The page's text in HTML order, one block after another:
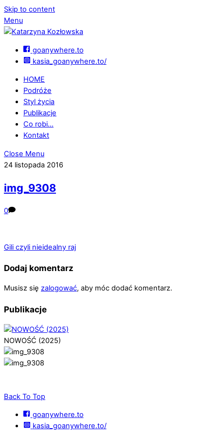
Skip to content
Menu
goanywhere.to
kasia_goanywhere.to/
HOME
Podróże
Styl życia
Publikacje
Co robi…
Kontakt
Close Menu
24 listopada 2016
img_9308
0
Gili czyli nieidealny raj
Dodaj komentarz
Musisz się zalogować, aby móc dodać komentarz.
Publikacje
NOWOŚĆ (2025)
Back To Top
goanywhere.to
kasia_goanywhere.to/